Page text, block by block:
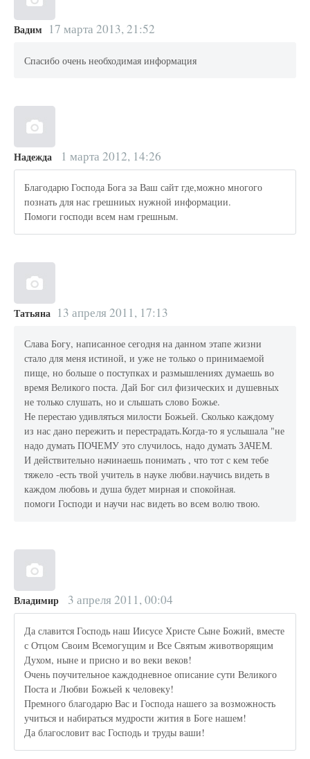
Вадим 17 марта 2013, 21:52
Спасибо очень необходимая информация
Надежда 1 марта 2012, 14:26
Благодарю Господа Бога за Ваш сайт где,можно многого
познать для нас грешниых нужной информации.
Помоги господи всем нам грешным.
Татьяна 13 апреля 2011, 17:13
Слава Богу, написанное сегодня на данном этапе жизни
стало для меня истиной, и уже не только о принимаемой
пище, но больше о поступках и размышлениях думаешь во
время Великого поста. Дай Бог сил физических и душевных
не только слушать, но и слышать слово Божье.
Не перестаю удивляться милости Божьей. Сколько каждому
из нас дано пережить и перестрадать.Когда-то я услышала "не
надо думать ПОЧЕМУ это случилось, надо думать ЗАЧЕМ.
И действительно начинаешь понимать , что тот с кем тебе
тяжело -есть твой учитель в науке любви.научись видеть в
каждом любовь и душа будет мирная и спокойная.
помоги Господи и научи нас видеть во всем волю твою.
Владимир 3 апреля 2011, 00:04
Да славится Господь наш Иисусе Христе Сыне Божий, вместе
с Отцом Своим Всемогущим и Все Святым животворящим
Духом, ныне и присно и во веки веков!
Очень поучительное каждодневное описание сути Великого
Поста и Любви Божьей к человеку!
Премного благодарю Вас и Господа нашего за возможность
учиться и набираться мудрости жития в Боге нашем!
Да благословит вас Господь и труды ваши!